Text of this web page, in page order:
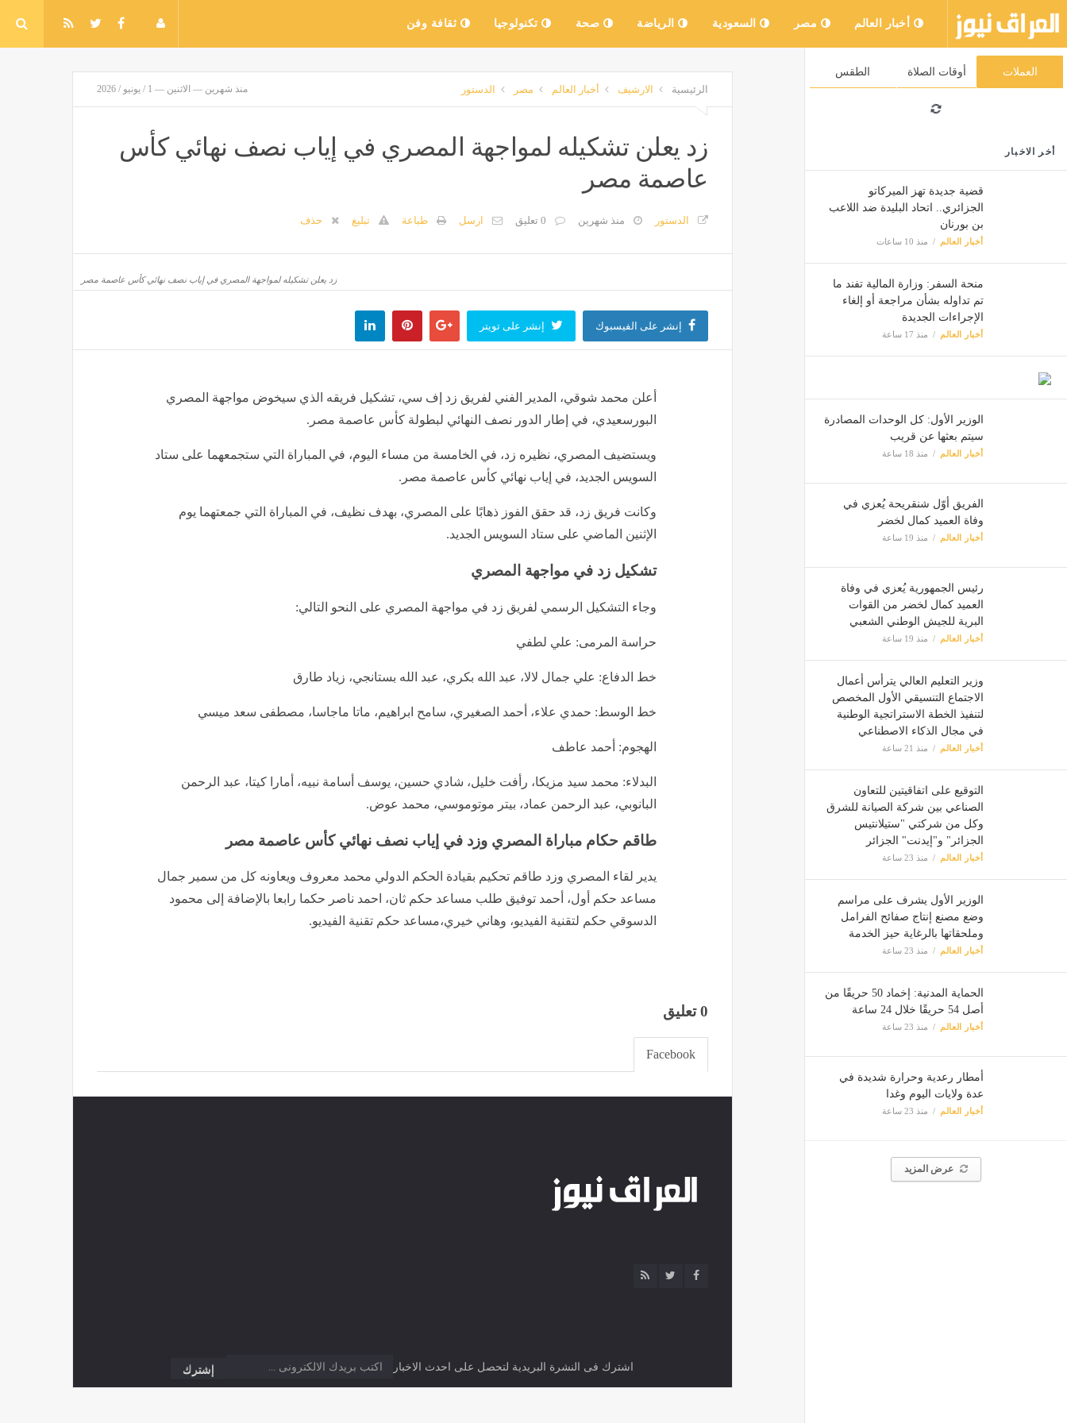
أخبار العالم مصر السعودية الرياضة صحة تكنولوجيا ثقافة وفن
العملات أوقات الصلاة الطقس
أخر الاخبار
قضية جديدة تهز الميركاتو
الجزائري.. اتحاد البليدة ضد اللاعب
بن بورنان
أخبار العالم منذ 10 ساعات
منحة السفر: وزارة المالية تفند ما
تم تداوله بشأن مراجعة أو إلغاء
الإجراءات الجديدة
أخبار العالم منذ 17 ساعة
الوزير الأول: كل الوحدات المصادرة
سيتم بعثها عن قريب
أخبار العالم منذ 18 ساعة
الفريق أوّل شنقريحة يُعزي في
وفاة العميد كمال لخضر
أخبار العالم منذ 19 ساعة
رئيس الجمهورية يُعزي في وفاة
العميد كمال لخضر من القوات
البرية للجيش الوطني الشعبي
أخبار العالم منذ 19 ساعة
وزير التعليم العالي يترأس أعمال
الاجتماع التنسيقي الأول المخصص
لتنفيذ الخطة الاستراتجية الوطنية
في مجال الذكاء الاصطناعي
أخبار العالم منذ 21 ساعة
التوقيع على اتفاقيتين للتعاون
الصناعي بين شركة الصيانة للشرق
وكل من شركتي "ستيلانتيس
الجزائر" و"إيدنت" الجزائر
أخبار العالم منذ 23 ساعة
الوزير الأول يشرف على مراسم
وضع مصنع إنتاج صفائح الفرامل
وملحقاتها بالرغاية حيز الخدمة
أخبار العالم منذ 23 ساعة
الحماية المدنية: إخماد 50 حريقًا من
أصل 54 حريقًا خلال 24 ساعة
أخبار العالم منذ 23 ساعة
أمطار رعدية وحرارة شديدة في
عدة ولايات اليوم وغدا
أخبار العالم منذ 23 ساعة
عرض المزيد
الرئيسية الارشيف أخبار العالم مصر الدستور منذ شهرين — الاثنين — 1 / يونيو / 2026
زد يعلن تشكيله لمواجهة المصري في إياب نصف نهائي كأس
عاصمة مصر
الدستور منذ شهرين 0 تعليق ارسل طباعة تبليغ حذف
زد يعلن تشكيله لمواجهة المصري في إياب نصف نهائي كأس عاصمة مصر
إنشر على الفيسبوك إنشر على تويتر
أعلن محمد شوقي، المدير الفني لفريق زد إف سي، تشكيل فريقه الذي سيخوض مواجهة المصري
البورسعيدي، في إطار الدور نصف النهائي لبطولة كأس عاصمة مصر.
ويستضيف المصري، نظيره زد، في الخامسة من مساء اليوم، في المباراة التي ستجمعهما على ستاد
السويس الجديد، في إياب نهائي كأس عاصمة مصر.
وكانت فريق زد، قد حقق الفوز ذهابًا على المصري، بهدف نظيف، في المباراة التي جمعتهما يوم
الإثنين الماضي على ستاد السويس الجديد.
تشكيل زد في مواجهة المصري
وجاء التشكيل الرسمي لفريق زد في مواجهة المصري على النحو التالي:
حراسة المرمى: علي لطفي
خط الدفاع: علي جمال لالا، عبد الله بكري، عبد الله بستانجي، زياد طارق
خط الوسط: حمدي علاء، أحمد الصغيري، سامح ابراهيم، ماتا ماجاسا، مصطفى سعد ميسي
الهجوم: أحمد عاطف
البدلاء: محمد سيد مزيكا، رأفت خليل، شادي حسين، يوسف أسامة نبيه، أمارا كيتا، عبد الرحمن
البانوبي، عبد الرحمن عماد، بيتر موتوموسي، محمد عوض.
طاقم حكام مباراة المصري وزد في إياب نصف نهائي كأس عاصمة مصر
يدير لقاء المصري وزد طاقم تحكيم بقيادة الحكم الدولي محمد معروف ويعاونه كل من سمير جمال
مساعد حكم أول، أحمد توفيق طلب مساعد حكم ثان، احمد ناصر حكما رابعا بالإضافة إلى محمود
الدسوقي حكم لتقنية الفيديو، وهاني خيري،مساعد حكم تقنية الفيديو.
0 تعليق
Facebook
اشترك فى النشرة البريدية لتحصل على احدث الاخبار